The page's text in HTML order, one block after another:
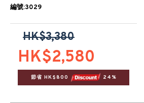
編號:3029
HK$2,580
HK$3,380
節省 HK$800 24%